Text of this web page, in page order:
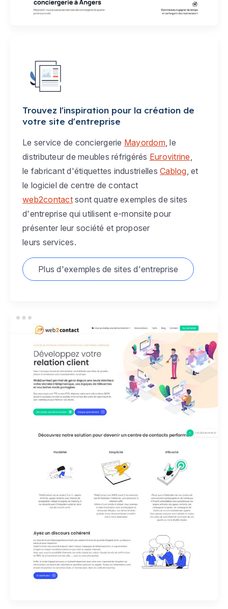
Trouvez l'inspiration pour la création de
votre site d'entreprise
Le service de conciergerie Mayordom, le
distributeur de meubles réfrigérés Eurovitrine,
le fabricant d'étiquettes industrielles Cablog, et
le logiciel de centre de contact
web2contactsont quatre exemples de sites
d'entreprise qui utilisent e-monsite pour
présenter leur société et proposer
leurs services.
Plus d'exemples de sites d'entreprise